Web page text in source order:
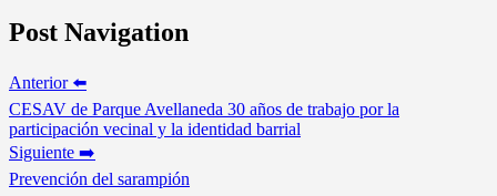
Post Navigation
Anterior ⬅️
CESAV de Parque Avellaneda 30 años de trabajo por la
participación vecinal y la identidad barrial
Siguiente ➡️
Prevención del sarampión